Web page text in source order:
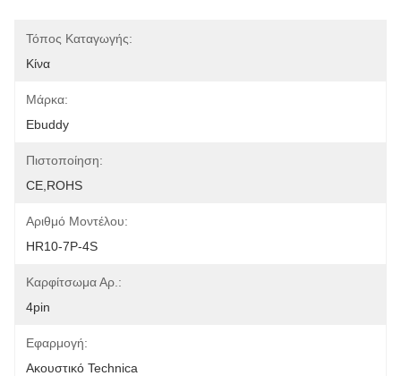
Τόπος Καταγωγής:
Κίνα
Μάρκα:
Ebuddy
Πιστοποίηση:
CE,ROHS
Αριθμό Μοντέλου:
HR10-7P-4S
Καρφίτσωμα Αρ.:
4pin
Εφαρμογή:
Ακουστικό Technica